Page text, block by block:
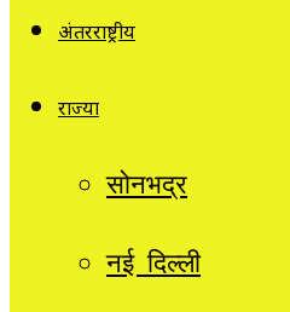
अंतरराष्ट्रीय
राज्यों
सोनभद्र
नई दिल्ली